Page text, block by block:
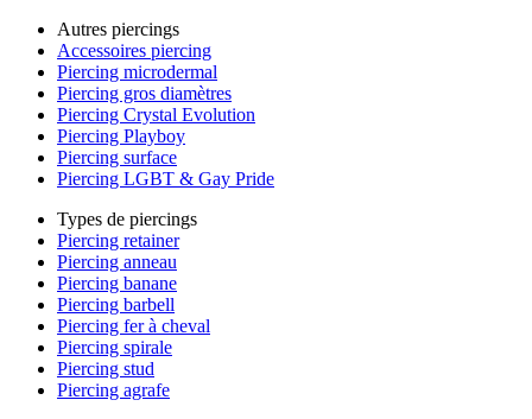
Autres piercings
Accessoires piercing
Piercing microdermal
Piercing gros diamètres
Piercing Crystal Evolution
Piercing Playboy
Piercing surface
Piercing LGBT & Gay Pride
Types de piercings
Piercing retainer
Piercing anneau
Piercing banane
Piercing barbell
Piercing fer à cheval
Piercing spirale
Piercing stud
Piercing agrafe